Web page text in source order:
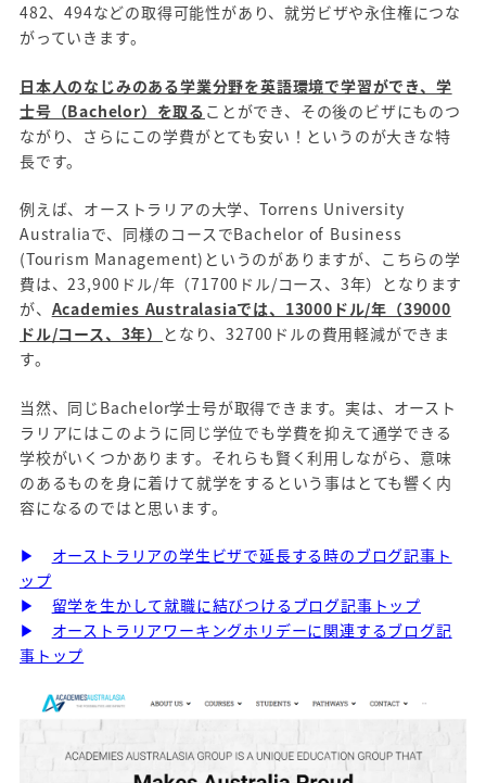
482、494などの取得可能性があり、就労ビザや永住権につな
がっていきます。
日本人のなじみのある学業分野を英語環境で学習ができ、学
士号（Bachelor）を取る ことができ、その後のビザにものつ
ながり、さらにこの学費がとても安い！というのが大きな特
長です。
例えば、オーストラリアの大学、Torrens University
Australiaで、同様のコースでBachelor of Business
(Tourism Management)というのがありますが、こちらの学
費は、23,900ドル/年（71700ドル/コース、3年）となります
が、 Academies Australasiaでは、13000ドル/年（39000
ドル/コース、3年）
となり、32700ドルの費用軽減ができま
す。
当然、同じBachelor学士号が取得できます。実は、オースト
ラリアにはこのように同じ学位でも学費を抑えて通学できる
学校がいくつかあります。それらも賢く利用しながら、意味
のあるものを身に着けて就学をするという事はとても響く内
容になるのではと思います。
▶
オーストラリアの学生ビザで延長する時のブログ記事ト
ップ
▶
留学を生かして就職に結びつけるブログ記事トップ
▶
オーストラリアワーキングホリデーに関連するブログ記
事トップ